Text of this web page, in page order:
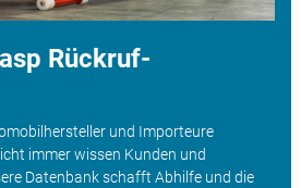
Rückruf-
und Importeure
immer wissen Kunden und
Datenbank schafft Abhilfe und die